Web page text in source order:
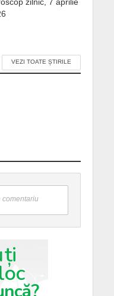
VEZI TOATE ȘTIRILE
comentariu